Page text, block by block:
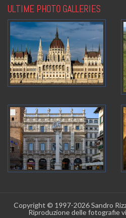
ULTIME PHOTO GALLERIES
Copyright © 1997-2026 Sandro
Riproduzione delle fotografie